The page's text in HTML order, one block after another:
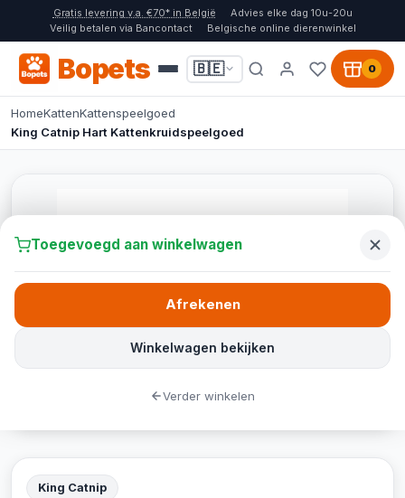
Gratis levering v.a. €70* in België
Advies elke dag 10u-20u
Veilig betalen via Bancontact
Belgische online dierenwinkel
Bopets 🇧🇪 0
HomeKattenKattenspeelgoed
King Catnip Hart Kattenkruidspeelgoed
King Catnip
Toegevoegd aan winkelwagen
Winkelwagen bekijken
Afrekenen
Verder winkelen